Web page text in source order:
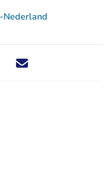
Nederland
dit nieuwsbericht via X -
Deel dit nieuwsbericht via
Deel dit nieuwsbericht
Deel dit